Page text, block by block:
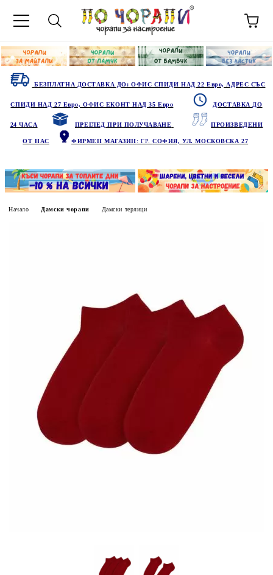
БЕЗПЛАТНА ДОСТАВКА ДО: ОФИС СПИДИ НАД 22 Евро, АДРЕС СЪС
СПИДИ НАД 27 Евро, ОФИС ЕКОНТ НАД 35 Евро ДОСТАВКА ДО
24 ЧАСА ПРЕГЛЕД ПРИ ПОЛУЧАВАНЕ ПРОИЗВЕДЕНИ
ОТ НАС ФИРМЕН МАГАЗИН: ГР.СОФИЯ, УЛ. МОСКОВСКА 27
Начало Дамски чорапи Дамски терлици